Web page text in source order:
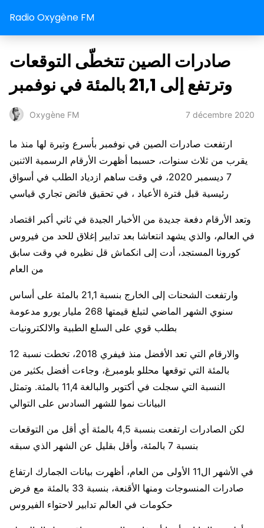
Radio Oxygène FM
صادرات الصين تتخطّى التوقعات
وترتفع إلى 21,1 بالمئة في نوفمبر
Oxygène FM 7 décembre 2020
ارتفعت صادرات الصين في نوفمبر بأسرع وتيرة لها منذ ما
يقرب من ثلاث سنوات، حسبما أظهرت الأرقام الرسمية الاثنين
7 ديسمبر 2020، في وقت ساهم ازدياد الطلب في أسواق
رئيسية قبل فترة الأعياد ، في تحقيق فائض تجاري قياسي
وتعد الأرقام دفعة جديدة من الأخبار الجيدة في ثاني أكبر اقتصاد
في العالم، والذي يشهد انتعاشا بعد تدابير إغلاق للحد من فيروس
كورونا المستجد، أدت إلى انكماش قل نظيره في وقت سابق
من العام
وارتفعت الشحنات إلى الخارج بنسبة 21,1 بالمئة على أساس
سنوي الشهر الماضي لتبلغ قيمتها 268 مليار يورو مدعومة
بطلب قوي على السلع الطبية والالكترونيات
والارقام التي تعد الأفضل منذ فيفري 2018، تخطت نسبة 12
بالمئة التي توقعها محللو بلومبرغ، وجاءت أفضل بكثير من
النسبة التي سجلت في أكتوبر والبالغة 11,4 بالمئة. وتمثل
البيانات نموا للشهر السادس على التوالي
لكن الصادرات ارتفعت بنسبة 4,5 بالمئة أي أقل من التوقعات
بنسبة 7 بالمئة، وأقل بقليل عن الشهر الذي سبقه
في الأشهر ال11 الأولى من العام، أظهرت بيانات الجمارك ارتفاع
صادرات المنسوجات ومنها الأقنعة، بنسبة 33 بالمئة مع فرض
حكومات في العالم تدابير لاحتواء الفيروس